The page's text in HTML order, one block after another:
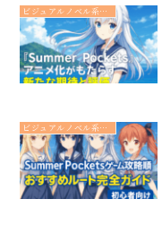
ビジュアルノベル系 アニメ
ビジュアルノベル系 アニメ